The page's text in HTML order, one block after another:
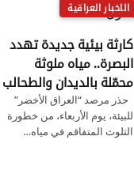
الاخبار العراقية
كارثة بيئية جديدة تهدد
البصرة.. مياه ملوثة
محمّلة بالديدان والطحالب
تصل إلى المنازل
حذر مرصد “العراق الأخضر”
للبيئة، يوم الأربعاء، من خطورة
التلوث المتفاقم في مياه…